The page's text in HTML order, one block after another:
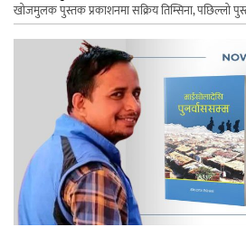
खोजमुलक पुस्तक प्रकाशनमा सक्रिय तिम्सिना, पछिल्लो